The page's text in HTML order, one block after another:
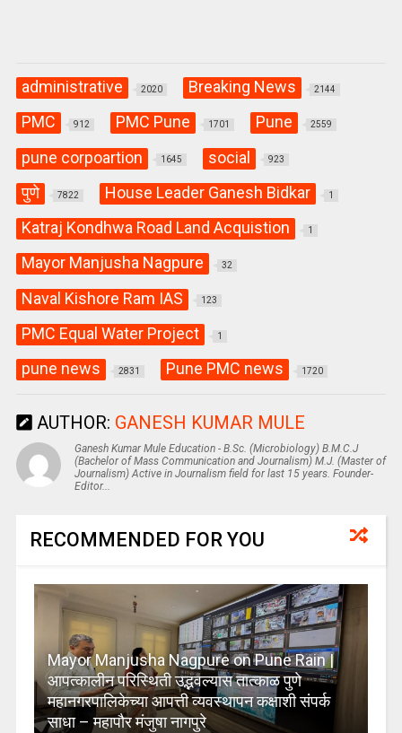
administrative 2020 Breaking News 2144
PMC 912 PMC Pune 1701 Pune 2559
pune corpoartion 1645 social 923
पुणे 7822 House Leader Ganesh Bidkar 1
Katraj Kondhwa Road Land Acquistion 1
Mayor Manjusha Nagpure 32
Naval Kishore Ram IAS 123
PMC Equal Water Project 1
pune news 2831 Pune PMC news 1720
AUTHOR: GANESH KUMAR MULE
Ganesh Kumar Mule Education - B.Sc. (Microbiology) B.M.C.J
(Bachelor of Mass Communication and Journalism) M.J. (Master of
Journalism) Active in Journalism field for last 15 years. Founder-
Editor...
RECOMMENDED FOR YOU
Mayor Manjusha Nagpure on Pune Rain |
आपत्कालीन परिस्थिती उद्भवल्यास तात्काळ पुणे
महानगरपालिकेच्या आपत्ती व्यवस्थापन कक्षाशी संपर्क
साधा – महापौर मंजुषा नागपुरे